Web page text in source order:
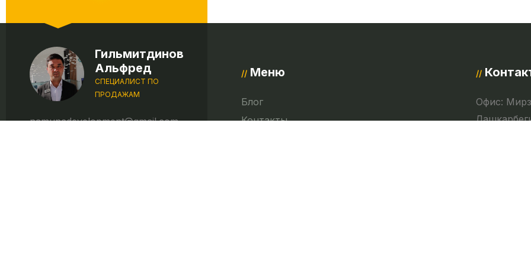
Гильмитдинов
Альфред
СПЕЦИАЛИСТ ПО
ПРОДАЖАМ
namunadevelopment@gmail.com
// Меню
Блог
Контакты
//
Офис: